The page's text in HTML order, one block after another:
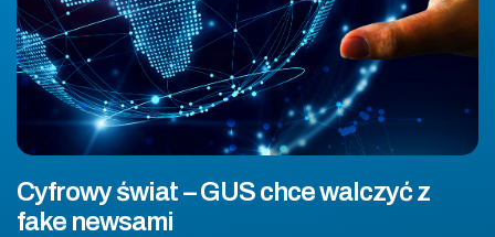
Cyfrowy świat – GUS chce walczyć z
fake newsami